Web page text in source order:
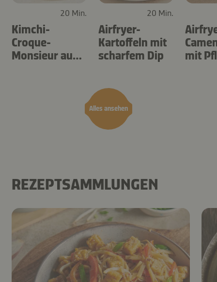
Alles ansehen
20 Min.
Kimchi-
Croque-
Monsieur aus
20 Min.
Airfryer-
Kartoffeln mit
scharfem Dip
mit
REZEPTSAMMLUNGEN